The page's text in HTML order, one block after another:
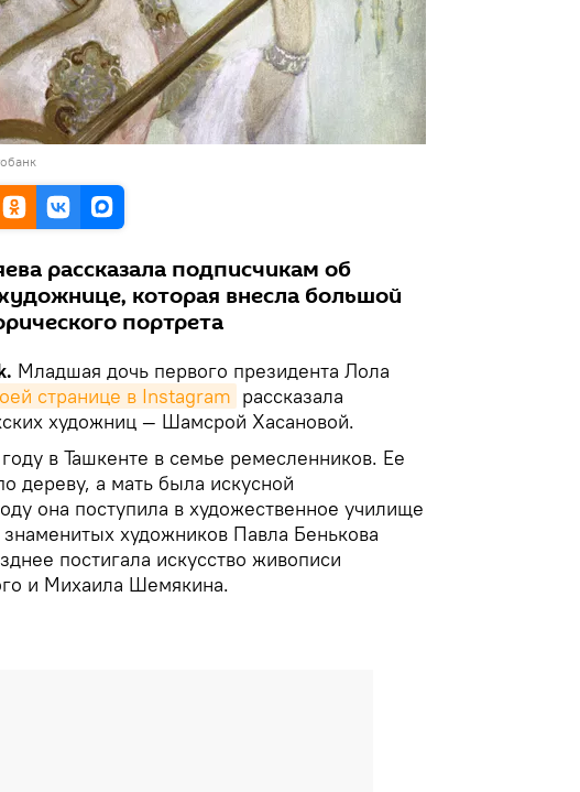
рассказала подписчикам об
которая внесла большой
портрета
Младшая дочь первого президента Лола
странице в Instagram рассказала
художниц — Шамсрой Хасановой.
в Ташкенте в семье ремесленников. Ее
дереву, а мать была искусной
она поступила в художественное училище
знаменитых художников Павла Бенькова
постигала искусство живописи
и Михаила Шемякина.